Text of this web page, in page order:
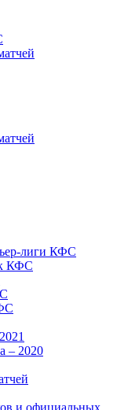
лиги КФС
КФС
– 2020
и официальных